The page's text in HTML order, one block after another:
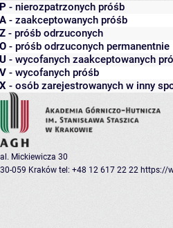
P - nierozpatrzonych próśb
A - zaakceptowanych próśb
Z - próśb odrzuconych
O - próśb odrzuconych permanentnie
U - wycofanych zaakceptowanych
V - wycofanych próśb
X - osób zarejestrowanych w inny
al. Mickiewicza 30
30-059 Kraków tel: +48 12 617 22 22 https://